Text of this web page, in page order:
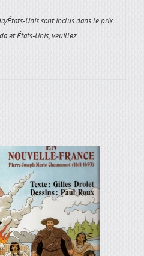
États-Unis sont inclus dans le prix.
et États-Unis, veuillez